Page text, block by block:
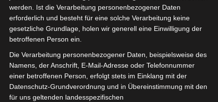
Tassen im
Schrank!
*Werbung*
21. Juli 2016
werden. Ist die Verarbeitung personenbezogener Daten
erforderlich und besteht für eine solche Verarbeitung keine
gesetzliche Grundlage, holen wir generell eine Einwilligung der
betroffenen Person ein.
Die Verarbeitung personenbezogener Daten, beispielsweise des
Namens, der Anschrift, E-Mail-Adresse oder Telefonnummer
einer betroffenen Person, erfolgt stets im Einklang mit der
Datenschutz-Grundverordnung und in Übereinstimmung mit den
für uns geltenden landesspezifischen